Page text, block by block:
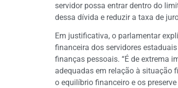
servidor possa entrar dentro do
dessa dívida e reduzir a taxa de
Em justificativa, o parlamentar
financeira dos servidores
finanças pessoais. “É de extrema
adequadas em relação à situação
o equilíbrio financeiro e os